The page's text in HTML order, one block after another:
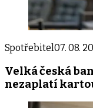
Spotřebitel07. 08.
Velká česká
nezaplatí